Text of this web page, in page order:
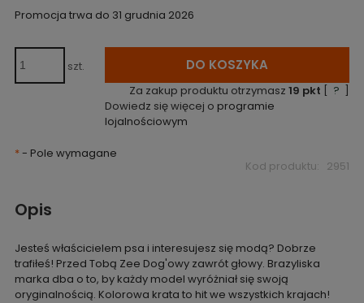
pojawił się w
Promocja trwa do 31 grudnia 2026
szt. DO KOSZYKA
Za zakup produktu otrzymasz19 pkt [ ? ]
Dowiedz się więcej o programie
lojalnościowym
*- Pole wymagane
Kod produktu: 2951
Opis
Jesteś właścicielem psa i interesujesz się modą? Dobrze
trafiłeś! Przed Tobą Zee Dog'owy zawrót głowy. Brazyliska
marka dba o to, by każdy model wyróżniał się swoją
oryginalnością. Kolorowa krata to hit we wszystkich krajach!